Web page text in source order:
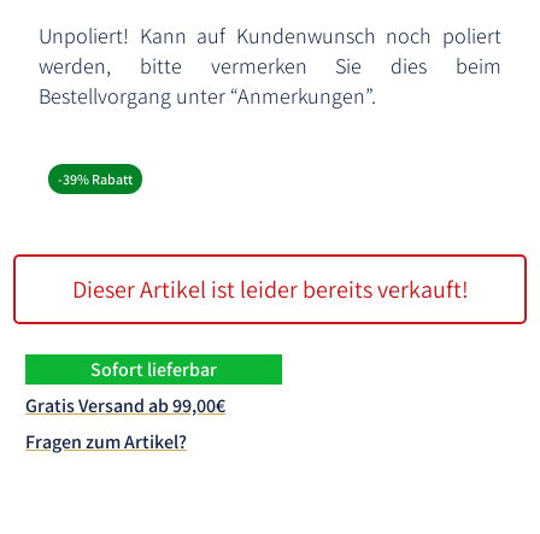
Unpoliert! Kann auf Kundenwunsch noch poliert
werden, bitte vermerken Sie dies beim
Bestellvorgang unter “Anmerkungen”.
-39% Rabatt
Dieser Artikel ist leider bereits verkauft!
Sofort lieferbar
Gratis Versand ab 99,00€
Fragen zum Artikel?